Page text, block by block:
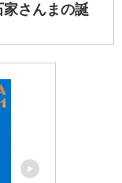
さんまの誕